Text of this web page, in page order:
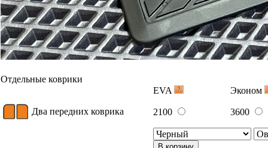
EVA
Эконом
Ковер
багажника
индивидуально 2050 руб/
кв.м.
кв.м.
В корзину
Вышивка
Примеры вышивки